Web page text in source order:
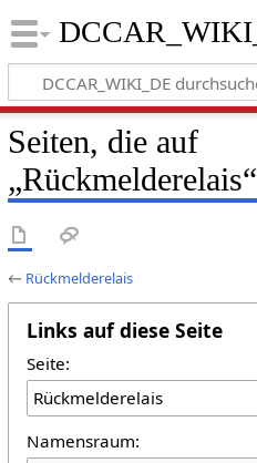
Seiten, die auf
← Rückmelderelais
Links auf diese Seite
Seite:
Namensraum: